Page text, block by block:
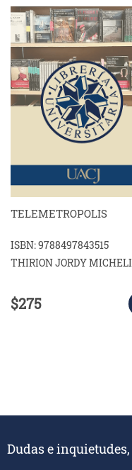
TELEMETROPOLIS
ISBN: 9788497843515
THIRION JORDY MICHELI
$275
Dudas e